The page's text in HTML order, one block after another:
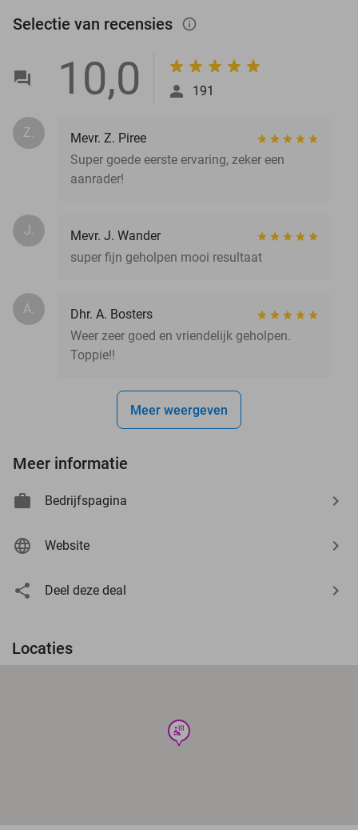
Selectie van recensies info_outlined
10,0 191
Z.
Mevr. Z. Piree
Super goede eerste ervaring, zeker een
aanrader!
J.
Mevr. J. Wander
super fijn geholpen mooi resultaat
A.
Dhr. A. Bosters
Weer zeer goed en vriendelijk geholpen.
Toppie!!
Meer weergeven
Meer informatie
Bedrijfspagina
Website
Deel deze deal
Locaties
wellness